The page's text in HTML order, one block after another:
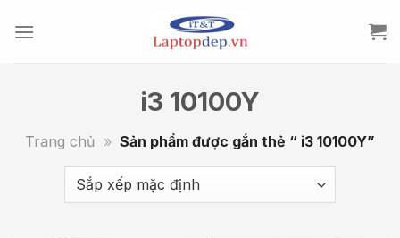
i3 10100Y
Trang chủ » Sản phẩm được gắn thẻ “ i3 10100Y”